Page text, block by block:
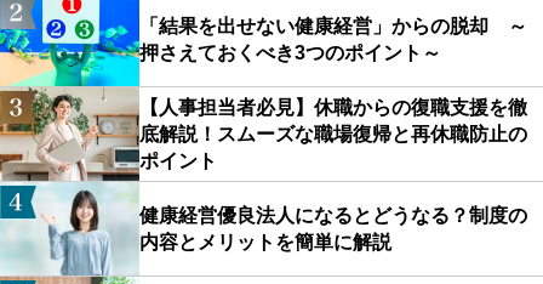
「結果を出せない健康経営」からの脱却 ～
押さえておくべき3つのポイント～
【人事担当者必見】休職からの復職支援を徹
底解説！スムーズな職場復帰と再休職防止の
ポイント
健康経営優良法人になるとどうなる？制度の
内容とメリットを簡単に解説